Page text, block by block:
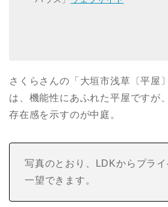
さくらさんの「大垣市浅草〔平屋
は、機能性にあふれた平屋ですが
存在感を示すのが中庭。
写真のとおり、LDKからプラ
一望できます。